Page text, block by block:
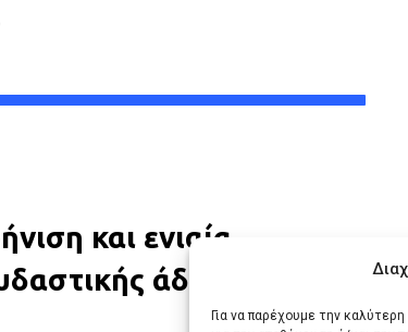
Για να παρέχουμε την
και ενιαία
άδειας στις